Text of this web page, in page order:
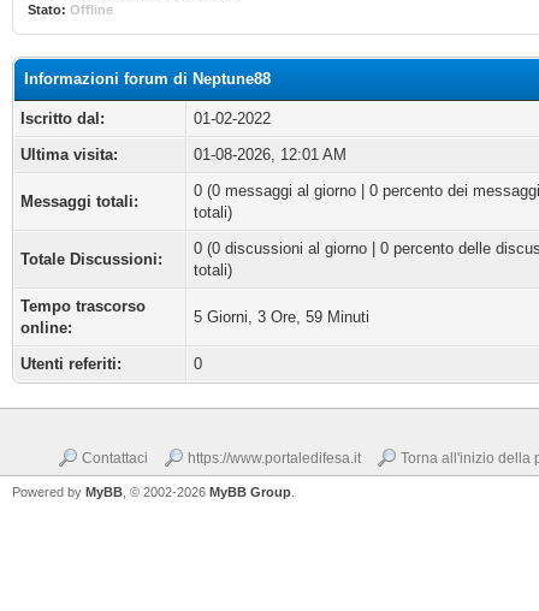
Stato: Offline
Informazioni forum di Neptune88
Iscritto dal:
01-02-2022
Ultima visita:
01-08-2026, 12:01 AM
Messaggi totali:
0 (0 messaggi al giorno | 0 percento dei messaggi
totali)
Totale Discussioni:
0 (0 discussioni al giorno | 0 percento delle
totali)
Tempo trascorso
online:
5 Giorni, 3 Ore, 59 Minuti
Utenti referiti: 0
Contattaci https://www.portaledifesa.it Torna all'inizio della
Powered by MyBB , © 2002-2026 MyBB Group